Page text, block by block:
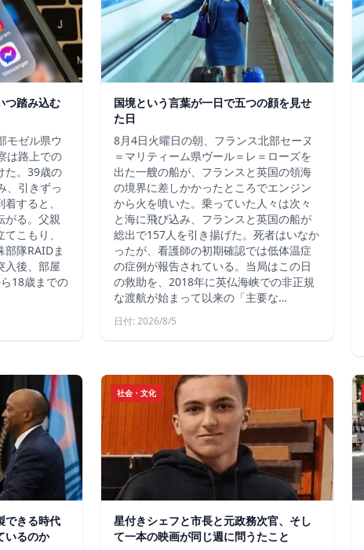
つ踏み込む
モゼル県ウ
は路上での
た。39歳の
、引きずっ
すると、
がる。父親
こもり、
隊RAIDま
入後、部屋
18歳までの
国境という言葉が一日で五つの顔を見せ
た日
8月4日火曜日の朝、フランス北部セーヌ
＝マリティーム県ヴール＝レ＝ローズを
出た一艘の船が、フランスと英国の領海
の境界に差しかかったところでエンジン
から火を噴いた。乗っていた人々は次々
と海に飛び込み、フランスと英国の船が
総出で157人を引き揚げた。死者はいなか
ったが、看護師の初期確認では低体温症
の症例が報告されている。当局はこの日
の救助を、2018年に英仏海峡での非正規
な渡航が始まって以来の「主要な…
日付: 2026/8/5
できる時代
いるのか
社会・文化
星付きシェフと市長と元政務次官、そし
て一本の映画が同じ週に問うたこと